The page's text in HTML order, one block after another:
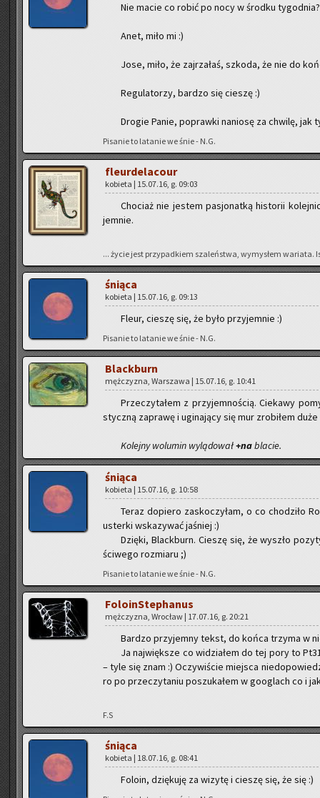
Nie macie co robić po nocy w środ­ku
Anet, miło mi :)
Jose, miło, że zaj­rza­łaś, szko­da, że nie do
Re­gu­la­to­rzy, bar­dzo się cie­szę :)
Dro­gie Panie, po­praw­ki na­nio­sę za chwi­lę, jak
Pi­sa­nie to la­ta­nie we śnie - N.G.
fleur­de­la­co­ur
ko­bie­ta | 15.07.16, g. 09:03
Cho­ciaż nie je­stem pa­sjo­nat­ką hi­sto­rii
jem­nie.
... życie jest przy­pad­kiem sza­leń­stwa, wy­my­słem wa­ria­ta.
śnią­ca
ko­bie­ta | 15.07.16, g. 09:13
Fleur, cie­szę się, że było przy­jem­nie :)
Pi­sa­nie to la­ta­nie we śnie - N.G.
Black­burn
męż­czy­zna, War­sza­wa | 15.07.16, g. 10:41
Prze­czy­ta­łem z przy­jem­no­ścią. Cie­ka­wy
stycz­ną za­pra­wę i ugi­na­ją­cy się mur zro­bi­łem
Ko­lej­ny wo­lu­min wy­lą­do­wał+nabla­cie.
śnią­ca
ko­bie­ta | 15.07.16, g. 10:58
Teraz do­pie­ro za­sko­czy­łam, o co cho­dzi­ło
uster­ki wska­zy­wać ja­śniej :)
Dzię­ki, Black­burn. Cie­szę się, że wy­szło
ści­we­go roz­mia­ru ;)
Pi­sa­nie to la­ta­nie we śnie - N.G.
Fo­lo­in­Ste­pha­nus
męż­czy­zna, Wro­cław | 17.07.16, g. 20:21
Bar­dzo przy­jem­ny tekst, do końca trzy­ma w
Ja naj­więk­sze co wi­dzia­łem do tej pory to
– tyle się znam :) Oczy­wi­ście miej­sca
ro po prze­czy­ta­niu po­szu­ka­łem w go­oglach co i
F.S
śnią­ca
ko­bie­ta | 18.07.16, g. 08:41
Fo­lo­in, dzię­ku­ję za wi­zy­tę i cie­szę się, że się :)